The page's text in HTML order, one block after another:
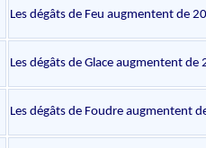
Les dégâts de Feu augmentent de
Les dégâts de Glace augmentent de
Les dégâts de Foudre augmentent